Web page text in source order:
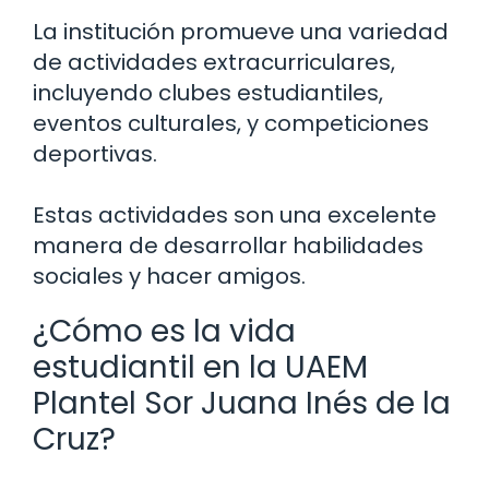
La institución promueve una variedad
de actividades extracurriculares,
incluyendo clubes estudiantiles,
eventos culturales, y competiciones
deportivas.
Estas actividades son una excelente
manera de desarrollar habilidades
sociales y hacer amigos.
¿Cómo es la vida
estudiantil en la UAEM
Plantel Sor Juana Inés de la
Cruz?